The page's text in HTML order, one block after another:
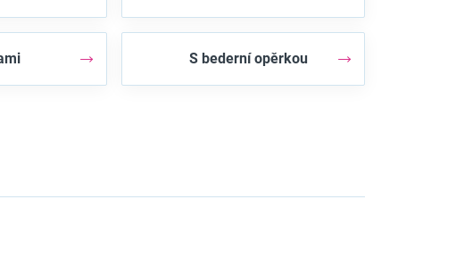
S bederní opěrkou